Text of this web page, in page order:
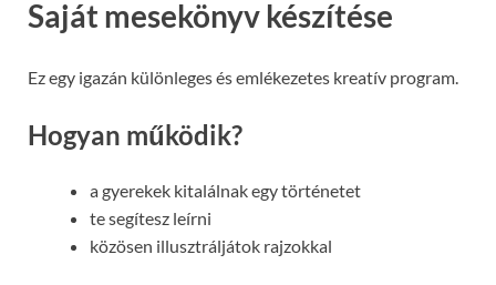
Saját mesekönyv készítése
Ez egy igazán különleges és emlékezetes kreatív program.
Hogyan működik?
a gyerekek kitalálnak egy történetet
te segítesz leírni
közösen illusztráljátok rajzokkal